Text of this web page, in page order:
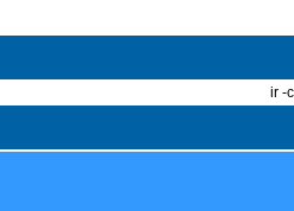
ir -